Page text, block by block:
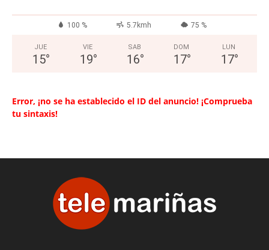
100 % 5.7kmh 75 %
JUE
15°
VIE
19°
SAB
16°
DOM
17°
LUN
17°
Error, ¡no se ha establecido el ID del anuncio! ¡Comprueba
tu sintaxis!